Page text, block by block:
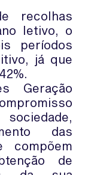
recolhas
letivo, o
períodos
já que
Geração
das
compõem
de